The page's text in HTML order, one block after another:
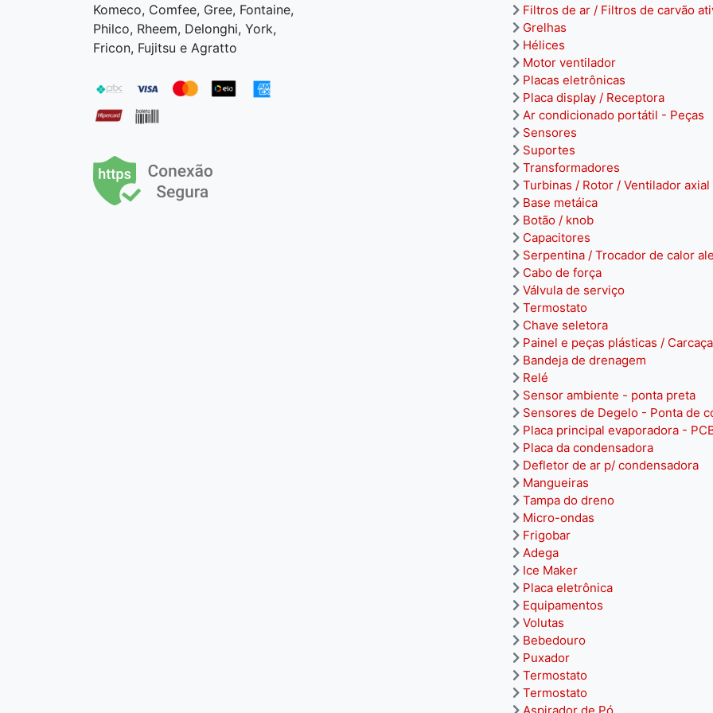
Filtros de ar / Filtros de carvão
Grelhas
Hélices
Motor ventilador
Placas eletrônicas
Placa display / Receptora
Ar condicionado portátil - Peças
Sensores
Suportes
Transformadores
Turbinas / Rotor / Ventilador axial
Base metáica
Botão / knob
Capacitores
Serpentina / Trocador de calor
Cabo de força
Válvula de serviço
Termostato
Chave seletora
Painel e peças plásticas / Carcaça
Bandeja de drenagem
Relé
Sensor ambiente - ponta preta
Sensores de Degelo - Ponta de
Placa principal evaporadora -
Placa da condensadora
Defletor de ar p/ condensadora
Mangueiras
Tampa do dreno
Micro-ondas
Frigobar
Adega
Ice Maker
Placa eletrônica
Equipamentos
Volutas
Bebedouro
Puxador
Termostato
Termostato
Komeco, Comfee, Gree, Fontaine,
Philco, Rheem, Delonghi, York,
Fricon, Fujitsu e Agratto